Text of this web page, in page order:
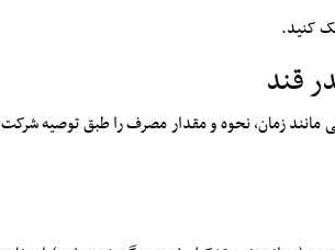
کنید.
قند
مانند زمان، نحوه و مقدار مصرف را طبق توصیه شرکت